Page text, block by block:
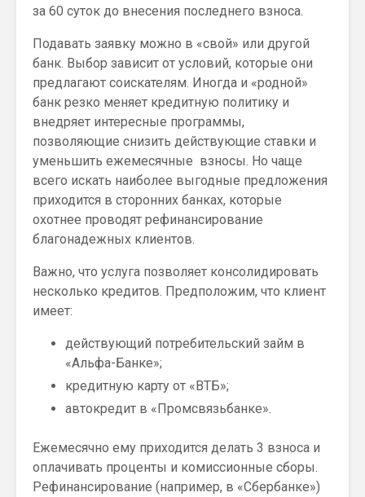
за 60 суток до внесения последнего взноса.
Подавать заявку можно в «свой» или другой
банк. Выбор зависит от условий, которые они
предлагают соискателям. Иногда и «родной»
банк резко меняет кредитную политику и
внедряет интересные программы,
позволяющие снизить действующие ставки и
уменьшить ежемесячные взносы. Но чаще
всего искать наиболее выгодные предложения
приходится в сторонних банках, которые
охотнее проводят рефинансирование
благонадежных клиентов.
Важно, что услуга позволяет консолидировать
несколько кредитов. Предположим, что клиент
имеет:
действующий потребительский займ в
«Альфа-Банке»;
кредитную карту от «ВТБ»;
автокредит в «Промсвязьбанке».
Ежемесячно ему приходится делать 3 взноса и
оплачивать проценты и комиссионные сборы.
Рефинансирование (например, в «Сбербанке»)